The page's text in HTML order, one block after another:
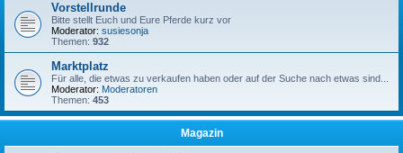
Vorstellrunde
Bitte stellt Euch und Eure Pferde kurz vor
Moderator: susiesonja
Themen: 932
Marktplatz
Für alle, die etwas zu verkaufen haben oder auf der Suche nach etwas sind...
Moderator: Moderatoren
Themen: 453
Magazin